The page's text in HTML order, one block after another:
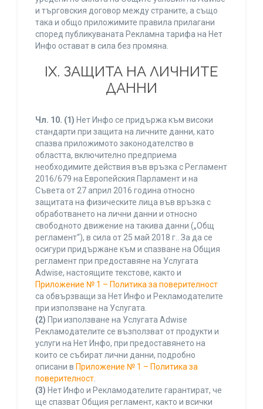
и търговския договор между страните, а също
така и общо приложимите правила прилагани
според публикуваната Рекламна тарифа на Нет
Инфо остават в сила без промяна.
IХ. ЗАЩИТА НА ЛИЧНИТЕ
ДАННИ
Чл. 10. (1) Нет Инфо се придържа към високи
стандарти при защита на личните данни, като
спазва приложимото законодателство в
областта, включително предприема
необходимите действия във връзка с Регламент
2016/679 на Европейския Парламент и на
Съвета от 27 април 2016 година относно
защитата на физическите лица във връзка с
обработването на лични данни и относно
свободното движение на такива данни („Общ
регламент“), в сила от 25 май 2018 г.. За да се
осигури придържане към и спазване на Общия
регламент при предоставяне на Услугата
Adwise, настоящите текстове, както и
Приложение № 1 – Политика за поверителност
са обвързващи за Нет Инфо и Рекламодателите
при използване на Услугата.
(2) При използване на Услугата Adwise
Рекламодателите се възползват от продукти и
услуги на Нет Инфо, при предоставянето на
които се събират лични данни, подробно
описани в Приложение № 1 – Политика за
поверителност.
(3) Нет Инфо и Рекламодателите гарантират, че
ще спазват Общия регламент, както и всички